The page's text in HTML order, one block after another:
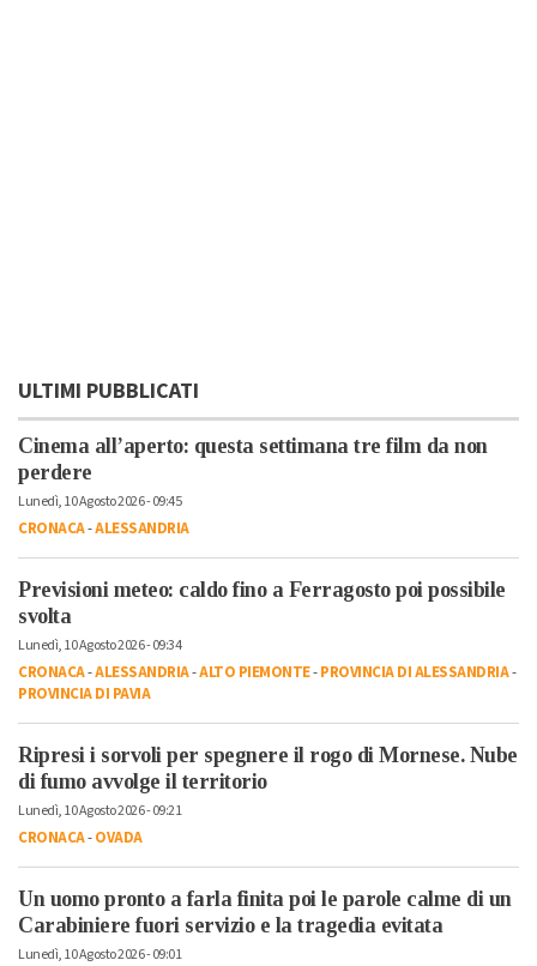
ULTIMI PUBBLICATI
Cinema all’aperto: questa settimana tre film da non
perdere
Lunedì, 10 Agosto 2026 - 09:45
CRONACA-ALESSANDRIA
Previsioni meteo: caldo fino a Ferragosto poi possibile
svolta
Lunedì, 10 Agosto 2026 - 09:34
CRONACA-ALESSANDRIA-ALTO PIEMONTE-PROVINCIA DI ALESSANDRIA-
PROVINCIA DI PAVIA
Ripresi i sorvoli per spegnere il rogo di Mornese. Nube
di fumo avvolge il territorio
Lunedì, 10 Agosto 2026 - 09:21
CRONACA-OVADA
Un uomo pronto a farla finita poi le parole calme di un
Carabiniere fuori servizio e la tragedia evitata
Lunedì, 10 Agosto 2026 - 09:01